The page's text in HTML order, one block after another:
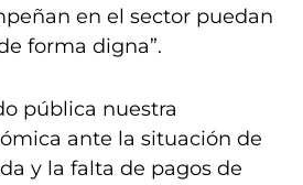
en el sector puedan
forma digna”.
pública nuestra
ante la situación de
y la falta de pagos de